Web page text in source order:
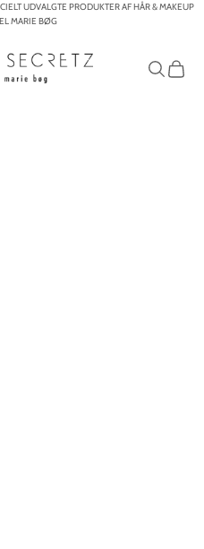
UDVALGTE PRODUKTER AF HÅR & MAKEUP
MARIE BØG
Sidsel Marie Bøg
Søg